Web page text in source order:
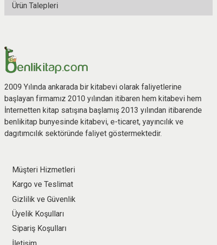
Ürün Talepleri
2009 Yılında ankarada bir kitabevi olarak faliyetlerine
başlayan firmamız 2010 yılından itibaren hem kitabevi hem
İnternetten kitap satışına başlamış 2013 yılından itibarende
benlikitap bunyesinde kitabevi, e-ticaret, yayıncılık ve
dagıtımcılık sektöründe faliyet göstermektedir.
Müşteri Hizmetleri
Kargo ve Teslimat
Gizlilik ve Güvenlik
Üyelik Koşulları
Sipariş Koşulları